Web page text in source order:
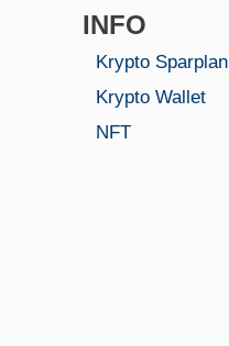
INFO
Krypto Sparplan
Krypto Wallet
NFT